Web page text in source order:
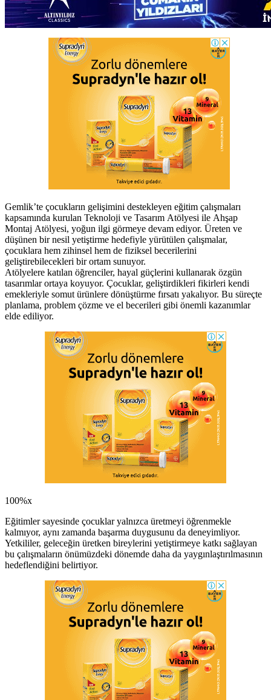
Gemlik’te çocukların gelişimini destekleyen eğitim çalışmaları
kapsamında kurulan Teknoloji ve Tasarım Atölyesi ile Ahşap
Montaj Atölyesi, yoğun ilgi görmeye devam ediyor. Üreten ve
düşünen bir nesil yetiştirme hedefiyle yürütülen çalışmalar,
çocuklara hem zihinsel hem de fiziksel becerilerini
geliştirebilecekleri bir ortam sunuyor.
Atölyelere katılan öğrenciler, hayal güçlerini kullanarak özgün
tasarımlar ortaya koyuyor. Çocuklar, geliştirdikleri fikirleri kendi
emekleriyle somut ürünlere dönüştürme fırsatı yakalıyor. Bu süreçte
planlama, problem çözme ve el becerileri gibi önemli kazanımlar
elde ediliyor.
100%x
Eğitimler sayesinde çocuklar yalnızca üretmeyi öğrenmekle
kalmıyor, aynı zamanda başarma duygusunu da deneyimliyor.
Yetkililer, geleceğin üretken bireylerini yetiştirmeye katkı sağlayan
bu çalışmaların önümüzdeki dönemde daha da yaygınlaştırılmasının
hedeflendiğini belirtiyor.